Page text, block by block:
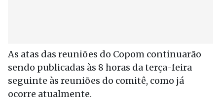
As atas das reuniões do Copom continuarão
sendo publicadas às 8 horas da terça-feira
seguinte às reuniões do comitê, como já
ocorre atualmente.